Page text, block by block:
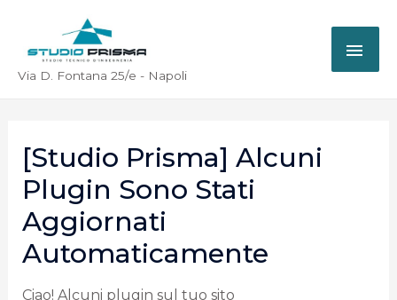
Via D. Fontana 25/e - Napoli
[Studio Prisma] Alcuni
Plugin Sono Stati
Aggiornati
Automaticamente
Ciao! Alcuni plugin sul tuo sito